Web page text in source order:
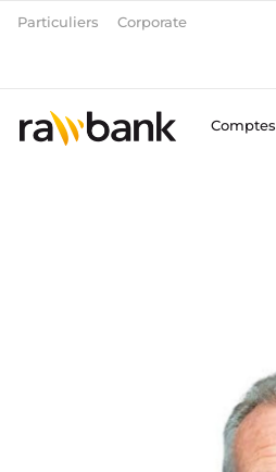
AllerParticuliers Corporate
Comptes